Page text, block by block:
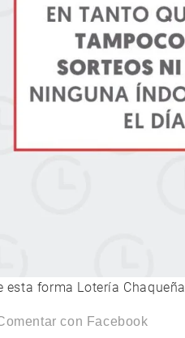
esta forma Lotería
con Facebook